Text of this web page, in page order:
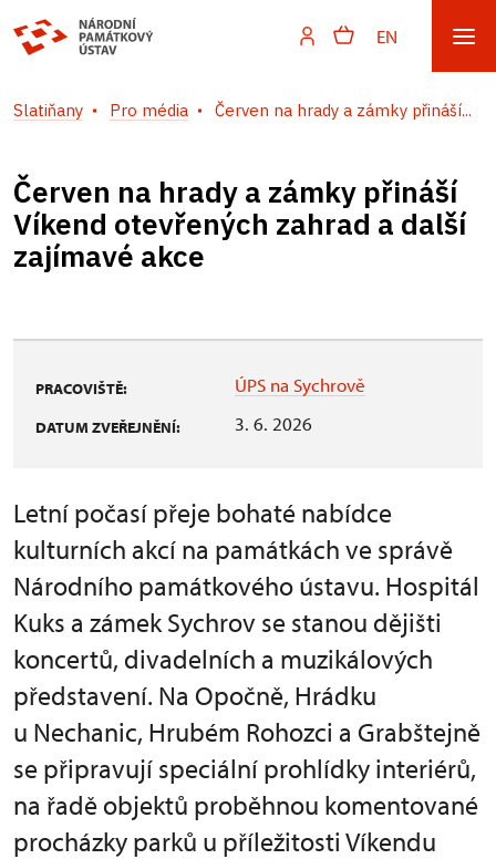
EN
Slatiňany Pro média Červen na hrady a zámky přináší...
Červen na hrady a zámky přináší
Víkend otevřených zahrad a další
zajímavé akce
PRACOVIŠTĚ: ÚPS na Sychrově
DATUM ZVEŘEJNĚNÍ: 3. 6. 2026
Letní počasí přeje bohaté nabídce
kulturních akcí na památkách ve správě
Národního památkového ústavu. Hospitál
Kuks a zámek Sychrov se stanou dějišti
koncertů, divadelních a muzikálových
představení. Na Opočně, Hrádku
u Nechanic, Hrubém Rohozci a Grabštejně
se připravují speciální prohlídky interiérů,
na řadě objektů proběhnou komentované
procházky parků u příležitosti Víkendu